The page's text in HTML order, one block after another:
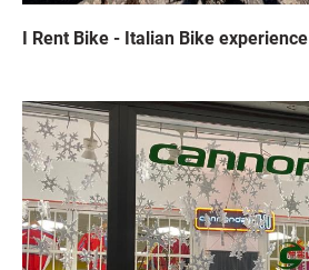
I Rent Bike - Italian Bike experience
Immagine